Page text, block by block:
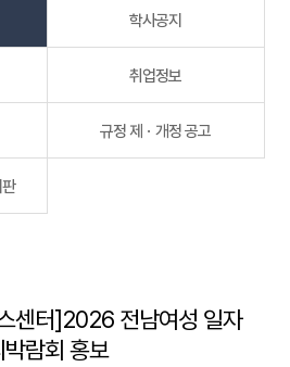
학사공지
취업정보
규정 제ㆍ개정 공고
센터]2026 전남여성 일자
박람회 홍보